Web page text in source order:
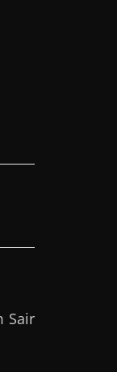
Sair